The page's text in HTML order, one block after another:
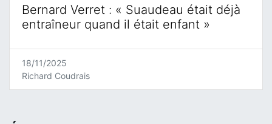
Bernard Verret : « Suaudeau était déjà
entraîneur quand il était enfant »
18/11/2025
Richard Coudrais